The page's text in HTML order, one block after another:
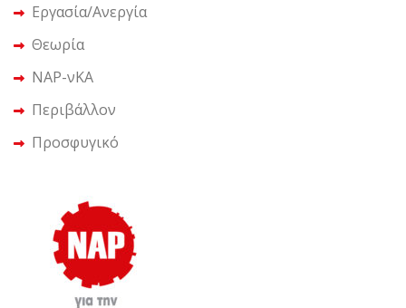
Εργασία/Ανεργία
Θεωρία
ΝΑΡ-νΚΑ
Περιβάλλον
Προσφυγικό